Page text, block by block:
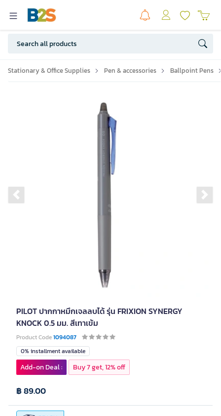
Stationary & Office Supplies Pen & accessories Ballpoint Pens
Previous slide
PILOT ปากกาหมึกเจลลบได้ รุ่น FRIXION SYNERGY
KNOCK 0.5 มม. สีเทาเข้ม
Product Code1094087
0% installment available
฿ 89.00
Add-on Deal : Buy 7 get, 12% off